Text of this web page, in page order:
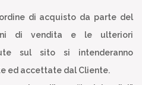
di acquisto da parte del
di vendita e le ulteriori
sul sito si intenderanno
ed accettate dal Cliente.